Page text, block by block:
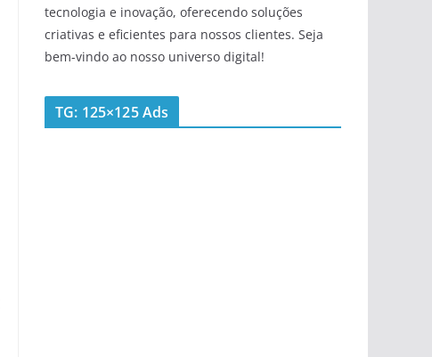
tecnologia e inovação, oferecendo soluções
criativas e eficientes para nossos clientes. Seja
bem-vindo ao nosso universo digital!
TG: 125×125 Ads